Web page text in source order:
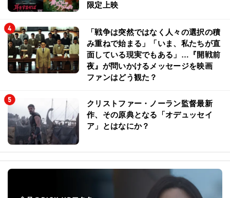
限定上映
「戦争は突然ではなく人々の選択の積
み重ねで始まる」「いま、私たちが直
面している現実でもある」…『開戦前
夜』が問いかけるメッセージを映画
ファンはどう観た？
クリストファー・ノーラン監督最新
作、その原典となる「オデュッセイ
ア」とはなにか？